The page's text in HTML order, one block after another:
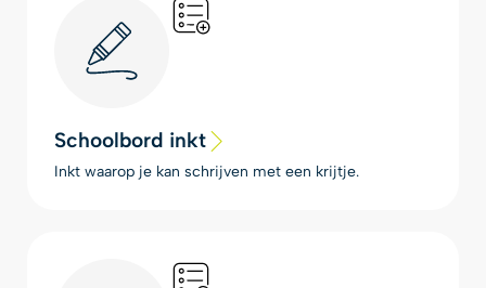
Schoolbord inkt
Inkt waarop je kan schrijven met een krijtje.